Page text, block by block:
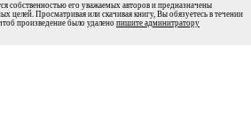
собственностью его уважаемых авторов и предназначены
целей. Просматривая или скачивая книгу, Вы обязуетесь в течении
произведение было удалено пишите админитратору